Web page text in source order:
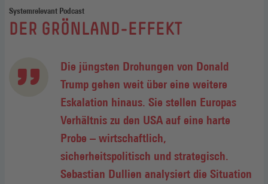
Systemrelevant Podcast
:
DER GRÖNLAND-EFFEKT
Die jüngsten Drohungen von Donald
Trump gehen weit über eine weitere
Eskalation hinaus. Sie stellen Europas
Verhältnis zu den USA auf eine harte
Probe – wirtschaftlich,
sicherheitspolitisch und strategisch.
Sebastian Dullien analysiert die Situation